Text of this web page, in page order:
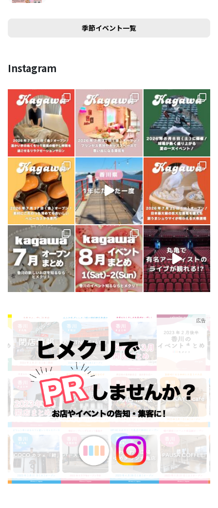
季節イベント一覧
Instagram